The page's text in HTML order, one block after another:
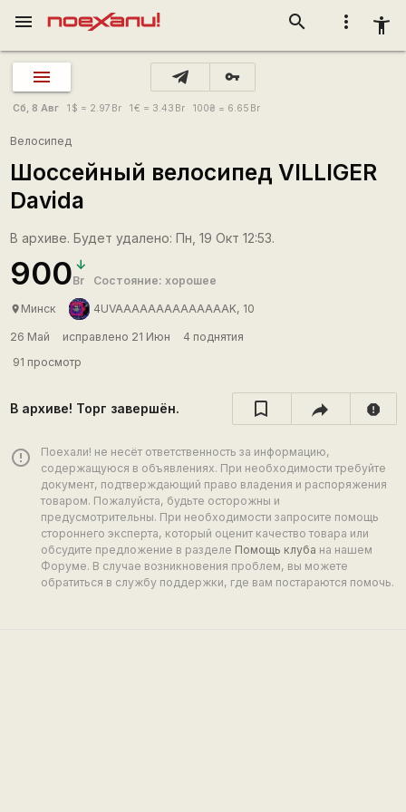
more_vert accessibility_new
search
menu
vpn_key
Сб, 8 Авг 1 $ = 2.97 Br 1€ = 3.43 Br 100₴ = 6.65 Br
Велосипед
Шоссейный велосипед VILLIGER
Davida
В архиве. Будет удалено: Пн, 19 Окт 12:53.
900Br Состояние: хорошее
place Минск 4UVAAAAAAAAAAAAAAK, 10
26 Май исправлено 21 Июн
4 поднятия
91 просмотр
В архиве! Торг завершён. report
error_outline
Поехали! не несёт ответственность за информацию,
содержащуюся в объявлениях. При необходимости требуйте
документ, подтверждающий право владения и распоряжения
товаром. Пожалуйста, будьте осторожны и
предусмотрительны. При необходимости запросите помощь
стороннего эксперта, который оценит качество товара или
обсудите предложение в разделе Помощь клуба на нашем
Форуме. В случае возникновения проблем, вы можете
обратиться в службу поддержки, где вам постараются помочь.